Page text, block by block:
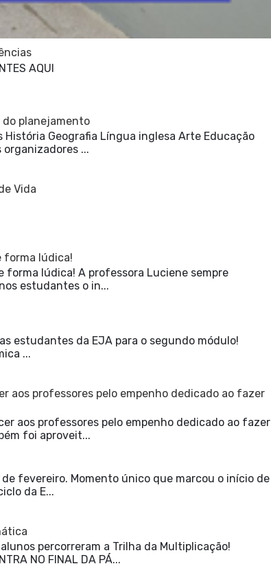
AQUI
planejamento
Geografia Língua inglesa Arte Educação
organizadores ...
Vida
forma lúdica!
lúdica! A professora Luciene sempre
estudantes o in...
estudantes da EJA para o segundo módulo!
...
aos professores pelo empenho dedicado ao fazer
aos professores pelo empenho dedicado ao fazer
foi aproveit...
fevereiro. Momento único que marcou o início de
da E...
percorreram a Trilha da Multiplicação!
NO FINAL DA PÁ...